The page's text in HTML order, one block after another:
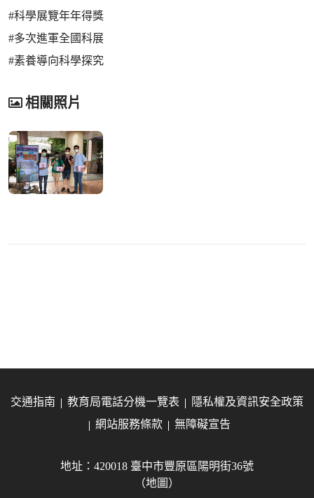
#科學展覽年年得獎
#多次進軍全國科展
#素養導向科學探究
相關照片
交通指南 教育局電話分機一覽表
隱私權及資訊安全政策
網站服務條款
無障礙宣告
地址：420018 臺中市豐原區陽明街36號
（地圖）